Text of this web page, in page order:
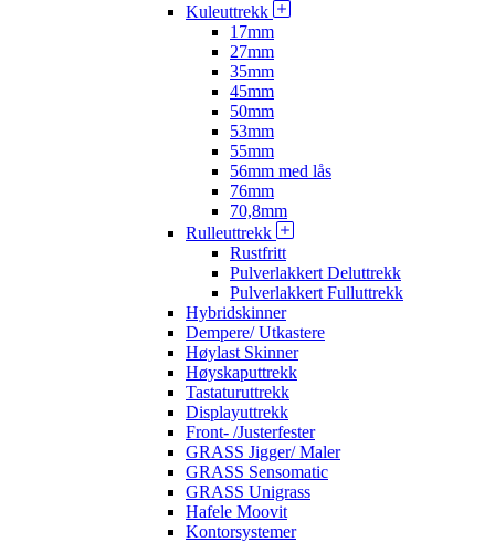
Kuleuttrekk
17mm
27mm
35mm
45mm
50mm
53mm
55mm
56mm med lås
76mm
70,8mm
Rulleuttrekk
Rustfritt
Pulverlakkert Deluttrekk
Pulverlakkert Fulluttrekk
Hybridskinner
Dempere/ Utkastere
Høylast Skinner
Høyskaputtrekk
Tastaturuttrekk
Displayuttrekk
Front- /Justerfester
GRASS Jigger/ Maler
GRASS Sensomatic
GRASS Unigrass
Hafele Moovit
Kontorsystemer